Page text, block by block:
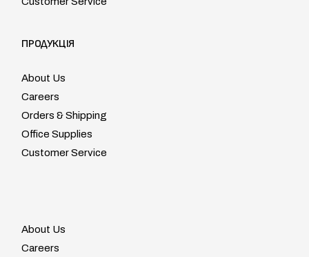
ПРОДУКЦІЯ
About Us
Careers
Orders & Shipping
Office Supplies
Customer Service
About Us
Careers